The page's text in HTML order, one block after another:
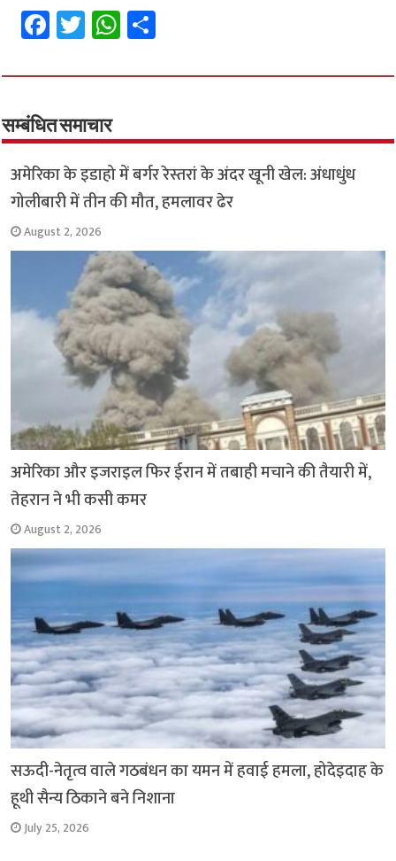
Fa
ce
b
o
o
k
T
wi
tt
er
W
h
at
p
p
ar
सम्बंधित समाचार
अमेरिका के इडाहो में बर्गर रेस्तरां के अंदर खूनी खेल: अंधाधुंध
गोलीबारी में तीन की मौत, हमलावर ढेर
August 2, 2026
अमेरिका और इजराइल फिर ईरान में तबाही मचाने की तैयारी में,
तेहरान ने भी कसी कमर
August 2, 2026
सऊदी-नेतृत्व वाले गठबंधन का यमन में हवाई हमला, होदेइदाह के
हूथी सैन्य ठिकाने बने निशाना
July 25, 2026